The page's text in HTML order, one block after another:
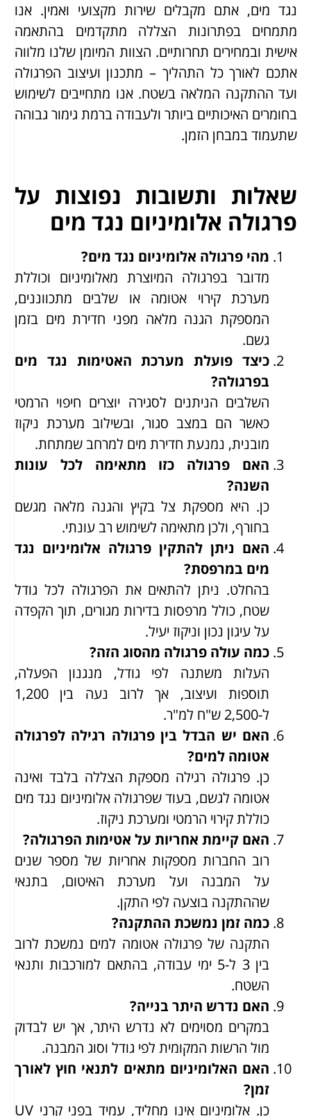
נגד מים, אתם מקבלים שירות מקצועי ואמין. אנו
מתמחים בפתרונות הצללה מתקדמים בהתאמה
אישית ובמחירים תחרותיים. הצוות המיומן שלנו מלווה
אתכם לאורך כל התהליך – מתכנון ועיצוב הפרגולה
ועד ההתקנה המלאה בשטח. אנו מתחייבים לשימוש
בחומרים האיכותיים ביותר ולעבודה ברמת גימור גבוהה
שתעמוד במבחן הזמן.
שאלות ותשובות נפוצות על
פרגולה אלומיניום נגד מים
מהי פרגולה אלומיניום נגד מים?
מדובר בפרגולה המיוצרת מאלומיניום וכוללת
מערכת קירוי אטומה או שלבים מתכווננים,
המספקת הגנה מלאה מפני חדירת מים בזמן
גשם.
כיצד פועלת מערכת האטימות נגד מים
בפרגולה?
השלבים הניתנים לסגירה יוצרים חיפוי הרמטי
כאשר הם במצב סגור, ובשילוב מערכת ניקוז
מובנית, נמנעת חדירת מים למרחב שמתחת.
האם פרגולה כזו מתאימה לכל עונות
השנה?
כן. היא מספקת צל בקיץ והגנה מלאה מגשם
בחורף, ולכן מתאימה לשימוש רב עונתי.
האם ניתן להתקין פרגולה אלומיניום נגד
מים במרפסת?
בהחלט. ניתן להתאים את הפרגולה לכל גודל
שטח, כולל מרפסות בדירות מגורים, תוך הקפדה
על עיגון נכון וניקוז יעיל.
כמה עולה פרגולה מהסוג הזה?
העלות משתנה לפי גודל, מנגנון הפעלה,
תוספות ועיצוב, אך לרוב נעה בין 1,200
ל-2,500 ש"ח למ"ר.
האם יש הבדל בין פרגולה רגילה לפרגולה
אטומה למים?
כן. פרגולה רגילה מספקת הצללה בלבד ואינה
אטומה לגשם, בעוד שפרגולה אלומיניום נגד מים
כוללת קירוי הרמטי ומערכת ניקוז.
האם קיימת אחריות על אטימות הפרגולה?
רוב החברות מספקות אחריות של מספר שנים
על המבנה ועל מערכת האיטום, בתנאי
שההתקנה בוצעה לפי התקן.
כמה זמן נמשכת ההתקנה?
התקנה של פרגולה אטומה למים נמשכת לרוב
בין 3 ל-5 ימי עבודה, בהתאם למורכבות ותנאי
השטח.
האם נדרש היתר בנייה?
במקרים מסוימים לא נדרש היתר, אך יש לבדוק
מול הרשות המקומית לפי גודל וסוג המבנה.
האם האלומיניום מתאים לתנאי חוץ לאורך
זמן?
כן. אלומיניום אינו מחליד, עמיד בפני קרני UV